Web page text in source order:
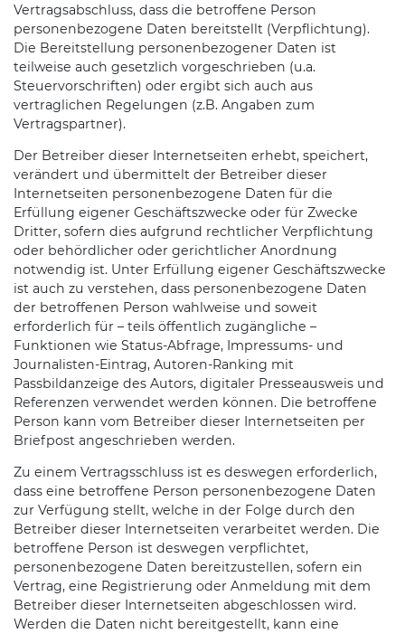
Vertragsabschluss, dass die betroffene Person
personenbezogene Daten bereitstellt (Verpflichtung).
Die Bereitstellung personenbezogener Daten ist
teilweise auch gesetzlich vorgeschrieben (u.a.
Steuervorschriften) oder ergibt sich auch aus
vertraglichen Regelungen (z.B. Angaben zum
Vertragspartner).
Der Betreiber dieser Internetseiten erhebt, speichert,
verändert und übermittelt der Betreiber dieser
Internetseiten personenbezogene Daten für die
Erfüllung eigener Geschäftszwecke oder für Zwecke
Dritter, sofern dies aufgrund rechtlicher Verpflichtung
oder behördlicher oder gerichtlicher Anordnung
notwendig ist. Unter Erfüllung eigener Geschäftszwecke
ist auch zu verstehen, dass personenbezogene Daten
der betroffenen Person wahlweise und soweit
erforderlich für – teils öffentlich zugängliche –
Funktionen wie Status-Abfrage, Impressums- und
Journalisten-Eintrag, Autoren-Ranking mit
Passbildanzeige des Autors, digitaler Presseausweis und
Referenzen verwendet werden können. Die betroffene
Person kann vom Betreiber dieser Internetseiten per
Briefpost angeschrieben werden.
Zu einem Vertragsschluss ist es deswegen erforderlich,
dass eine betroffene Person personenbezogene Daten
zur Verfügung stellt, welche in der Folge durch den
Betreiber dieser Internetseiten verarbeitet werden. Die
betroffene Person ist deswegen verpflichtet,
personenbezogene Daten bereitzustellen, sofern ein
Vertrag, eine Registrierung oder Anmeldung mit dem
Betreiber dieser Internetseiten abgeschlossen wird.
Werden die Daten nicht bereitgestellt, kann eine